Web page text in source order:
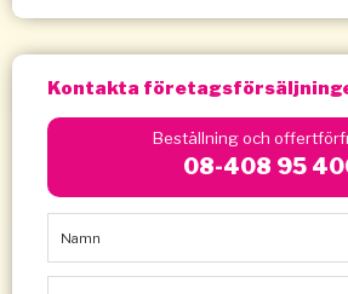
Kontakta
Beställning och
08-408 95